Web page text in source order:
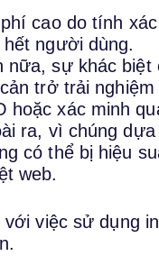
cao do tính
hết người dùng.
nữa, sự khác biệt
trở trải
hoặc xác minh
ra, vì chúng
có thể bị hiệu
web.
với việc sử dụng